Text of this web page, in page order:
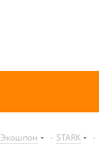
Экошпон - STARK -